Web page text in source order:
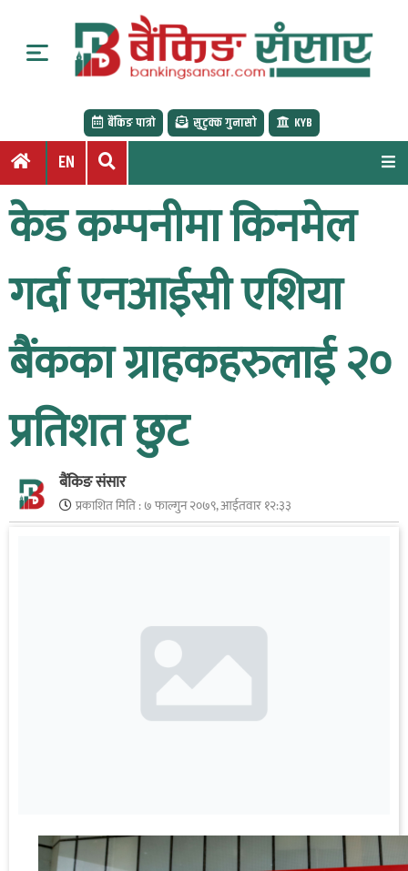
o
बैंकिङ पात्रो सुटुक्क गुनासो KYB
EN
केड कम्पनीमा किनमेल
गर्दा एनआईसी एशिया
बैंकका ग्राहकहरुलाई २०
प्रतिशत छुट
बैंकिङ संसार
प्रकाशित मिति :७ फाल्गुन २०७९, आईतवार १२:३३